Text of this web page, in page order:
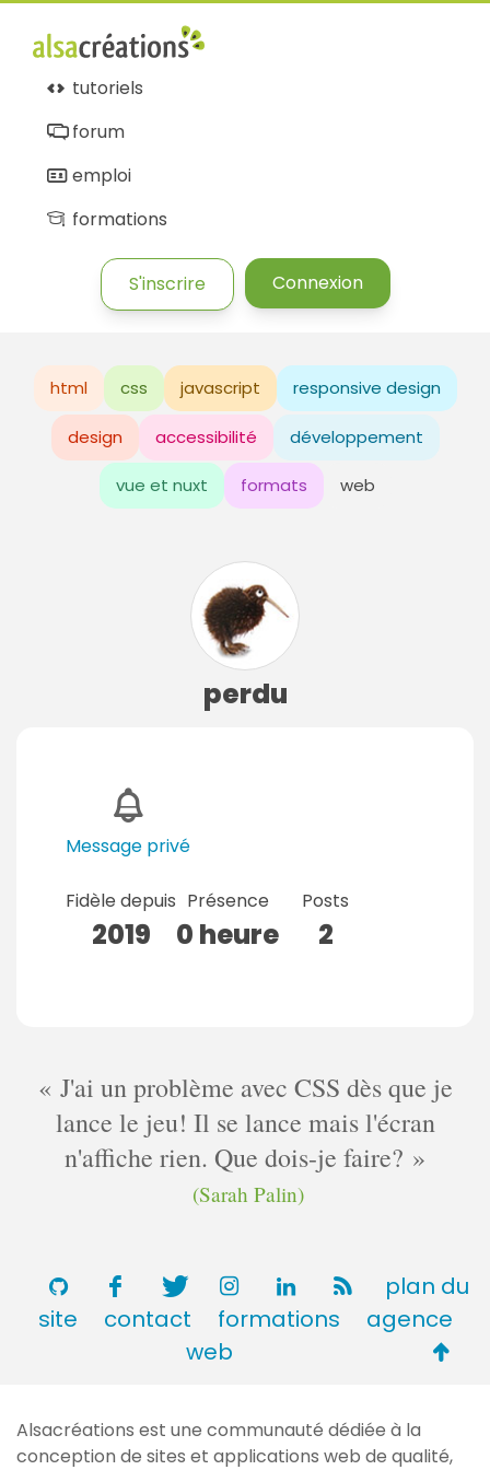
tutoriels
forum
emploi
formations
S'inscrire Connexion
html css javascript responsive design
design accessibilité développement
vue et nuxt formats web
perdu
Message privé
Fidèle depuis
2019
Présence
0 heure
Posts
2
J'ai un problème avec CSS dès que je
lance le jeu! Il se lance mais l'écran
n'affiche rien. Que dois-je faire?
(Sarah Palin)
plan du
site
contact formations
agence
web
de
Alsacréations est une communauté dédiée à la
conception de sites et applications web de qualité,